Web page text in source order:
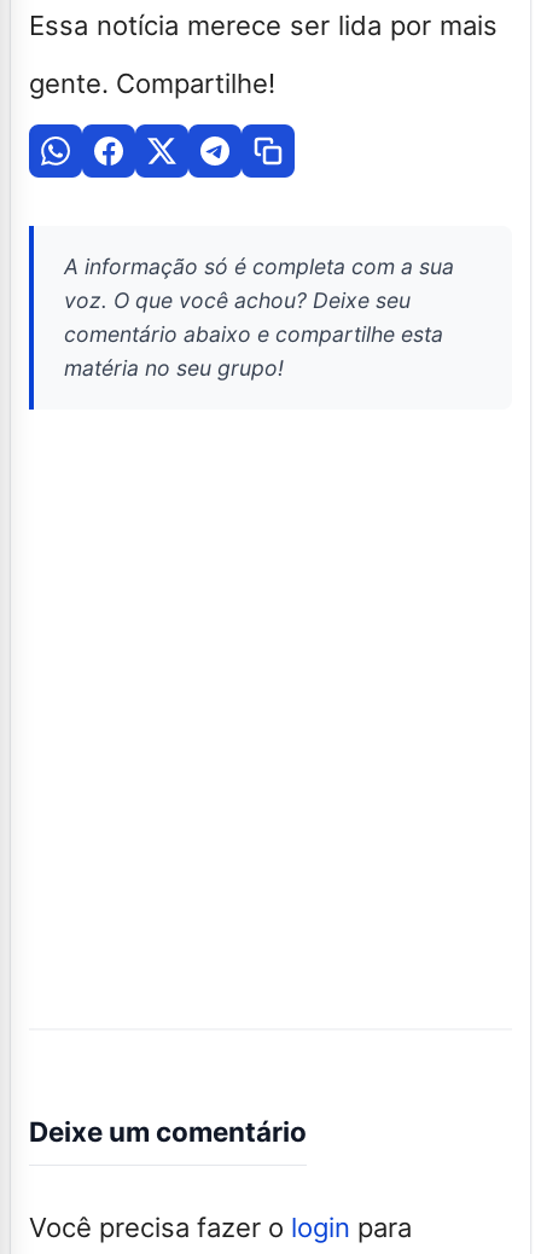
Essa notícia merece ser lida por mais
gente. Compartilhe!
A informação só é completa com a sua
voz. O que você achou? Deixe seu
comentário abaixo e compartilhe esta
matéria no seu grupo!
Deixe um comentário
Você precisa fazer o login para